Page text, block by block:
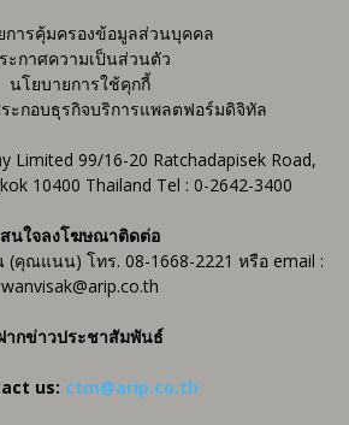
การคุ้มครองข้อมูลส่วนบุคคล
ะกาศความเป็นส่วนตัว
นโยบายการใช้คุกกี้
ะกอบธุรกิจบริการแพลตฟอร์มดิจิทัล
Limited 99/16-20 Ratchadapisek Road,
10400 Thailand Tel : 0-2642-3400
สนใจลงโฆษณาติดต่อ
คุณแนน) โทร. 08-1668-2221 หรือ email :
wanvisak@arip.co.th
ากข่าวประชาสัมพันธ์
us: ctm@arip.co.th